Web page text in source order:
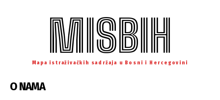
MISBIH
Mapa istraživačkih sadržaja u Bosni i Hercegovini
O NAMA